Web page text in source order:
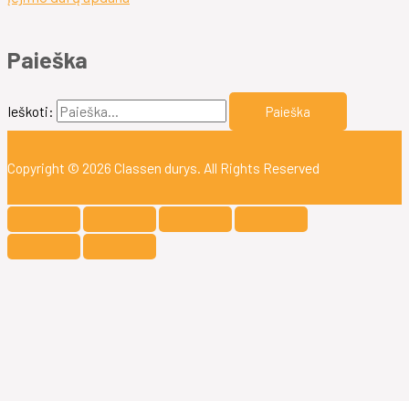
Paieška
Ieškoti:
Copyright © 2026 Classen durys . All Rights Reserved